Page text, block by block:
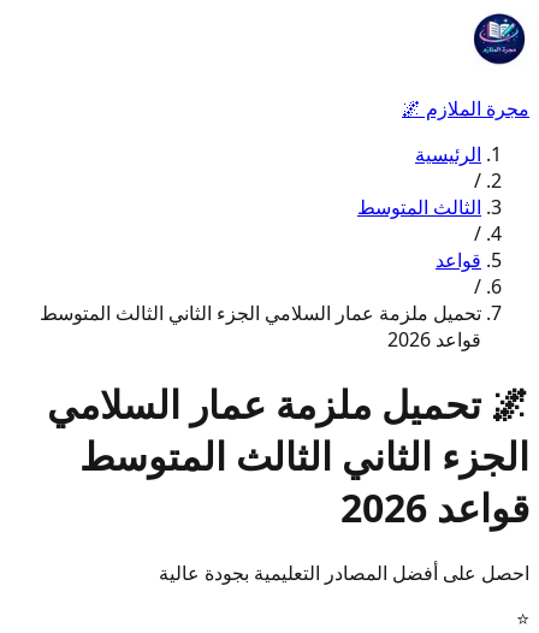
مجرة الملازم 🌌
الرئيسية
/
الثالث المتوسط
/
قواعد
/
تحميل ملزمة عمار السلامي الجزء الثاني الثالث المتوسط
قواعد 2026
🌌 تحميل ملزمة عمار السلامي
الجزء الثاني الثالث المتوسط
قواعد 2026
احصل على أفضل المصادر التعليمية بجودة عالية
⭐